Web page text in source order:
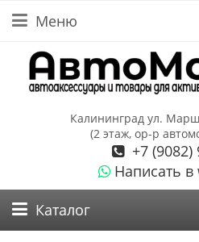
Меню
Калининград ул.
(2 этаж, ор-р
+7 (9082)
Написать
Каталог